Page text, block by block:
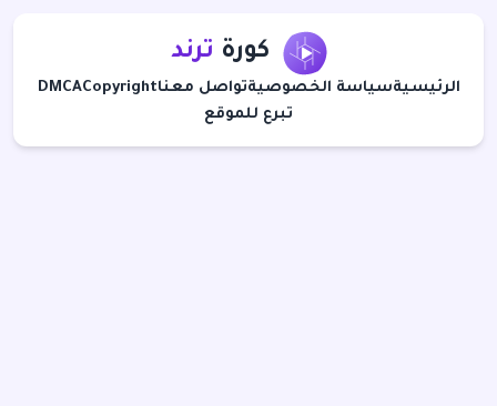
كورة ترند
الرئيسيةسياسة الخصوصيةتواصل معناCopyright
DMCA
تبرع للموقع